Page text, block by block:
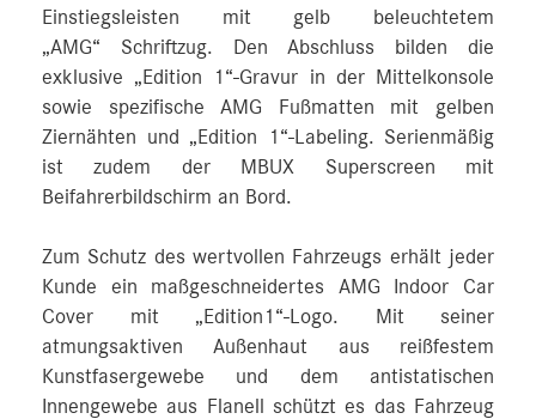
Einstiegsleisten mit gelb beleuchtetem
„AMG“ Schriftzug. Den Abschluss bilden die
exklusive „Edition 1“-Gravur in der Mittelkonsole
sowie spezifische AMG Fußmatten mit gelben
Ziernähten und „Edition 1“-Labeling. Serienmäßig
ist zudem der MBUX Superscreen mit
Beifahrerbildschirm an Bord.
Zum Schutz des wertvollen Fahrzeugs erhält jeder
Kunde ein maßgeschneidertes AMG Indoor Car
Cover mit „Edition1“-Logo. Mit seiner
atmungsaktiven Außenhaut aus reißfestem
Kunstfasergewebe und dem antistatischen
Innengewebe aus Flanell schützt es das Fahrzeug